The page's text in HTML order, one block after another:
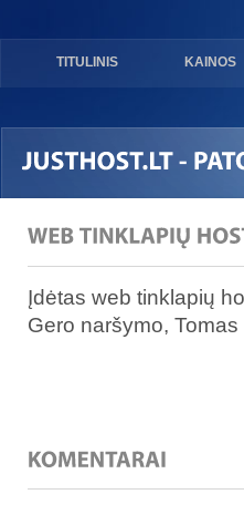
TITULINIS KAINOS
Įdėtas web tinklapių
Gero naršymo, Tomas